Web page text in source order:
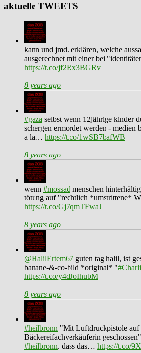
aktuelle TWEETS
kann und jmd. erklären, welche
ausgerechnet mit einer bei
https://t.co/jf2Rx3BGRv
8 years ago
#gaza selbst wenn 12jährige kinder
schergen ermordet werden - medien
a la… https://t.co/1wSB7bafWB
8 years ago
wenn #mossad menschen
tötung auf "rechtlich *umstrittene*
https://t.co/Gj7qmTFwaJ
8 years ago
@HalilErtem67 guten tag halil, ist
banane-&-co-bild *original* "
https://t.co/y4dJoIhubM
8 years ago
#heilbronn "Mit Luftdruckpistole auf
Bäckereifachverkäuferin
#heilbronn. dass das… https://t.co/